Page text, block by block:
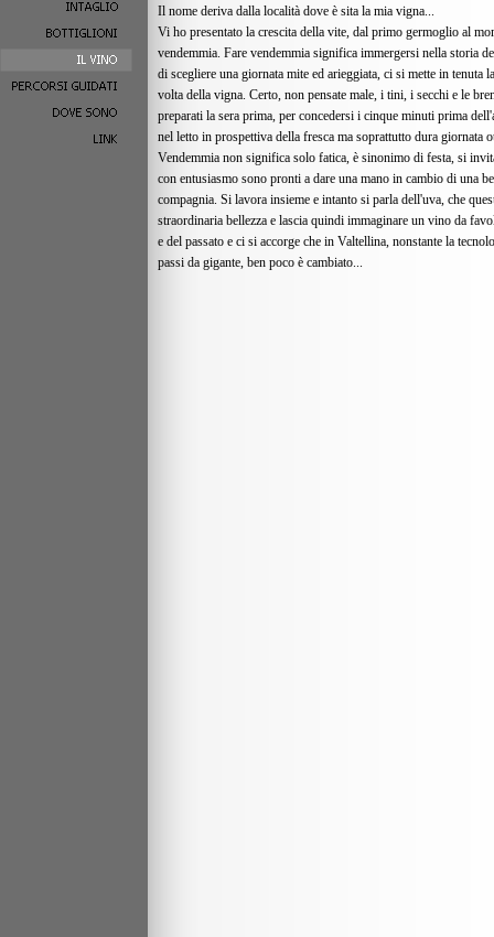
Il nome deriva dalla località dove è sita la mia vigna...
Vi ho presentato la crescita della vite, dal primo germoglio al
vendemmia. Fare vendemmia significa immergersi nella storia
di scegliere una giornata mite ed arieggiata, ci si mette in tenuta
volta della vigna. Certo, non pensate male, i tini, i secchi e le
preparati la sera prima, per concedersi i cinque minuti prima
nel letto in prospettiva della fresca ma soprattutto dura giornata
Vendemmia non significa solo fatica, è sinonimo di festa, si
con entusiasmo sono pronti a dare una mano in cambio di una
compagnia. Si lavora insieme e intanto si parla dell'uva, che
straordinaria bellezza e lascia quindi immaginare un vino da
e del passato e ci si accorge che in Valtellina, nonstante la
passi da gigante, ben poco è cambiato...